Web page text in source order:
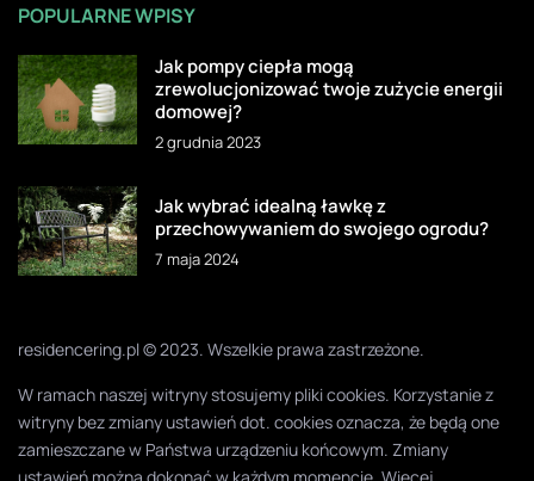
POPULARNE WPISY
Jak pompy ciepła mogą
zrewolucjonizować twoje zużycie energii
domowej?
2 grudnia 2023
Jak wybrać idealną ławkę z
przechowywaniem do swojego ogrodu?
7 maja 2024
residencering.pl © 2023. Wszelkie prawa zastrzeżone.
W ramach naszej witryny stosujemy pliki cookies. Korzystanie z
witryny bez zmiany ustawień dot. cookies oznacza, że będą one
zamieszczane w Państwa urządzeniu końcowym. Zmiany